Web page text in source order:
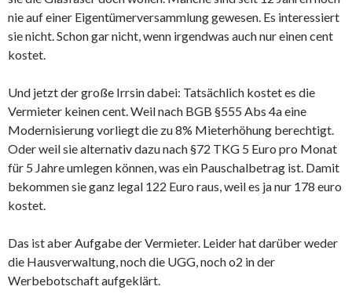
nie auf einer Eigentümerversammlung gewesen. Es interessiert
sie nicht. Schon gar nicht, wenn irgendwas auch nur einen cent
kostet.
Und jetzt der große Irrsin dabei: Tatsächlich kostet es die
Vermieter keinen cent. Weil nach BGB §555 Abs 4a eine
Modernisierung vorliegt die zu 8% Mieterhöhung berechtigt.
Oder weil sie alternativ dazu nach §72 TKG 5 Euro pro Monat
für 5 Jahre umlegen können, was ein Pauschalbetrag ist. Damit
bekommen sie ganz legal 122 Euro raus, weil es ja nur 178 euro
kostet.
Das ist aber Aufgabe der Vermieter. Leider hat darüber weder
die Hausverwaltung, noch die UGG, noch o2 in der
Werbebotschaft aufgeklärt.